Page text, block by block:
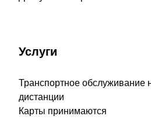
Услуги
Транспортное обслуживание
дистанции
Карты принимаются